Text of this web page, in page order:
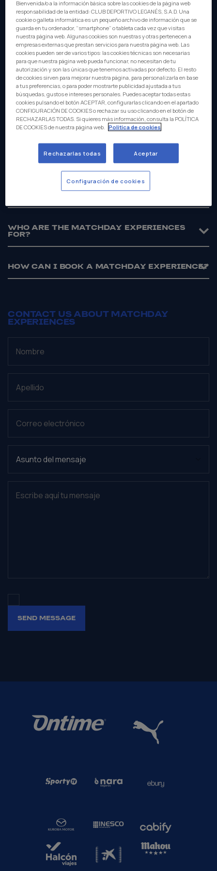
Discover the Team Arrival, Meet & Greet, and Digital
Photo experiences.
TEAM ARRIVAL
MEET & GREET
DIGITAL PHOTO
FAQS:
WHAT ARE THE MATCHDAY EXPERIENCES AT
CD LEGANÉS?
WHICH MATCHDAY EXPERIENCES ARE
AVAILABLE?
DO I NEED A MATCH TICKET TO BOOK A
WHO ARE THE MATCHDAY EXPERIENCES
FOR?
HOW CAN I BOOK A MATCHDAY EXPERIENCE?
CONTACT US ABOUT MATCHDAY
EXPERIENCES
SEND MESSAGE
Bienvenida/o a la información básica sobre las cookies de la página web
responsabilidad de la entidad: CLUB DEPORTIVO LEGANÉS, S.A.D. Una
cookie o galleta informática es un pequeño archivo de información que se
guarda en tu ordenador, “smartphone” o tableta cada vez que visitas
nuestra página web. Algunas cookies son nuestras y otras pertenecen a
empresas externas que prestan servicios para nuestra página web. Las
cookies pueden ser de varios tipos: las cookies técnicas son necesarias
para que nuestra página web pueda funcionar, no necesitan de tu
autorización y son las únicas que tenemos activadas por defecto. El resto
de cookies sirven para mejorar nuestra página, para personalizarla en base
a tus preferencias, o para poder mostrarte publicidad ajustada a tus
búsquedas, gustos e intereses personales. Puedes aceptar todas estas
cookies pulsando el botón ACEPTAR, configurarlas clicando en el apartado
CONFIGURACIÓN DE COOKIES o rechazar su uso clicando en el botón de
RECHAZARLAS TODAS. Si quieres más información, consulta la POLÍTICA
DE COOKIES de nuestra página web.
Politica de cookies
Rechazarlas todas Aceptar
Configuración de cookies